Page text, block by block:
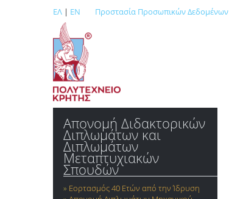
ΕΛ | EN Προστασία Προσωπικών Δεδομένων
Απονομή Διδακτορικών
Διπλωμάτων και
Διπλωμάτων
Μεταπτυχιακών
Σπουδών
Εορτασμός 40 Ετών από την Ίδρυση